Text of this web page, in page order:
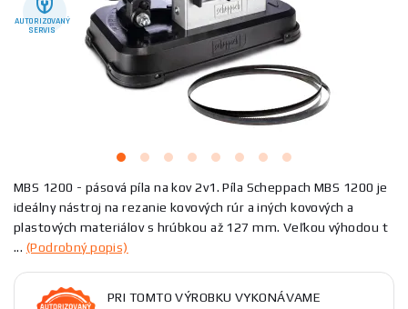
AUTORIZOVANÝ
SERVIS
MBS 1200 - pásová píla na kov 2v1. Píla Scheppach MBS 1200 je
ideálny nástroj na rezanie kovových rúr a iných kovových a
plastových materiálov s hrúbkou až 127 mm. Veľkou výhodou t
... (Podrobný popis)
PRI TOMTO VÝROBKU VYKONÁVAME